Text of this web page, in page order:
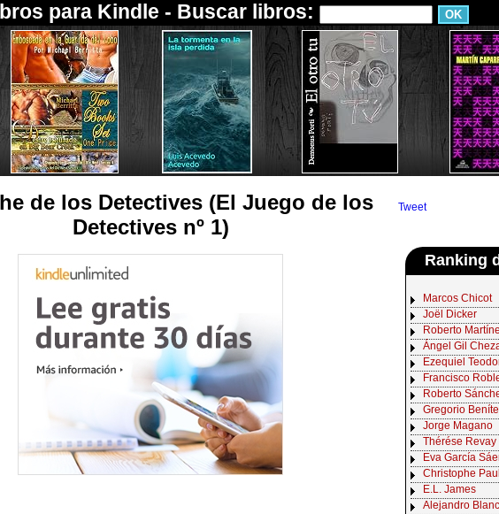
para Kindle - Buscar libros:
de los Detectives (El Juego de los
Detectives nº 1)
Tweet
Ranking
Marcos Chicot
Joël Dicker
Roberto
Ángel Gil
Ezequiel
Francisco
Roberto
Gregorio
Jorge Magano
Thérése Revay
Eva García
Christophe Paul
E.L. James
Alejandro